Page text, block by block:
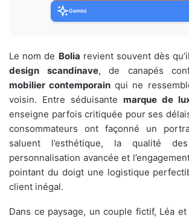
Gemini
Le nom de Bolia revient souvent dès
design scandinave, de canapés
mobilier contemporain qui ne
voisin. Entre séduisante marque de
enseigne parfois critiquée pour ses
consommateurs ont façonné un
saluent l’esthétique, la qualité
personnalisation avancée et
pointant du doigt une logistique
client inégal.
Dans ce paysage, un couple fictif, Léa